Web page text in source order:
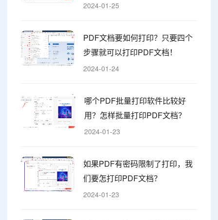
2024-01-25
PDF文档要如何打印？只要四个
步骤就可以打印PDF文档！
2024-01-24
哪个PDF批量打印软件比较好
用？怎样批量打印PDF文档？
2024-01-23
如果PDF有密码限制了打印，我
们要怎打印PDF文档？
2024-01-23